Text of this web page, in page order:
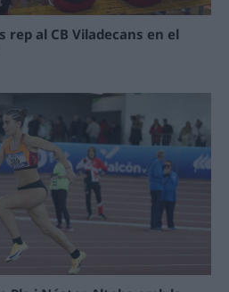
rep al CB Viladecans en el